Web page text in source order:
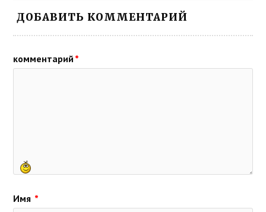
ДОБАВИТЬ КОММЕНТАРИЙ
комментарий *
Имя *